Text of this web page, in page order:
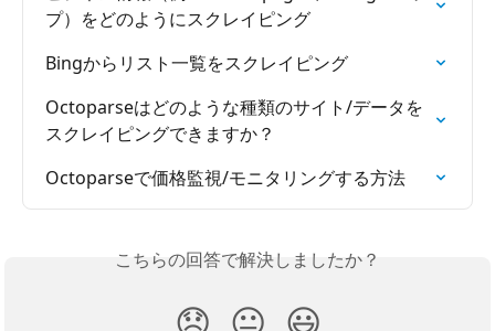
プ）をどのようにスクレイピング
Bingからリスト一覧をスクレイピング
Octoparseはどのような種類のサイト/データを
スクレイピングできますか？
Octoparseで価格監視/モニタリングする方法
こちらの回答で解決しましたか？
😞 😐 😃